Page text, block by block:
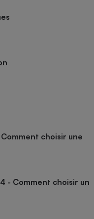
choisir une
- Comment choisir un